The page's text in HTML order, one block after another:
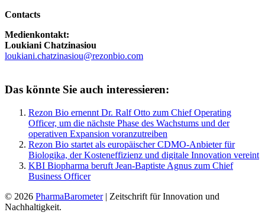
Contacts
Medienkontakt:
Loukiani Chatzinasiou
loukiani.chatzinasiou@rezonbio.com
Das könnte Sie auch interessieren:
Rezon Bio ernennt Dr. Ralf Otto zum Chief Operating
Officer, um die nächste Phase des Wachstums und der
operativen Expansion voranzutreiben
Rezon Bio startet als europäischer CDMO-Anbieter für
Biologika, der Kosteneffizienz und digitale Innovation vereint
KBI Biopharma beruft Jean-Baptiste Agnus zum Chief
Business Officer
© 2026 PharmaBarometer| Zeitschrift für Innovation und
Nachhaltigkeit.